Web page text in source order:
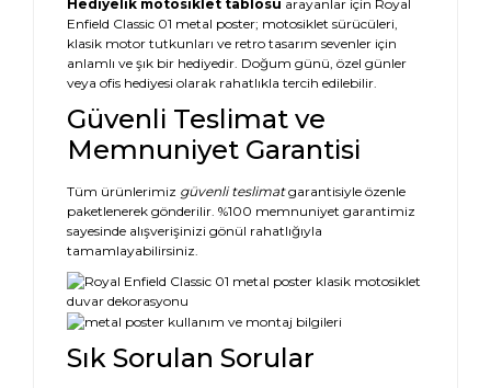
Hediyelik motosiklet tablosu arayanlar için Royal
Enfield Classic 01 metal poster; motosiklet sürücüleri,
klasik motor tutkunları ve retro tasarım sevenler için
anlamlı ve şık bir hediyedir. Doğum günü, özel günler
veya ofis hediyesi olarak rahatlıkla tercih edilebilir.
Güvenli Teslimat ve
Memnuniyet Garantisi
Tüm ürünlerimiz güvenli teslimatgarantisiyle özenle
paketlenerek gönderilir. %100 memnuniyet garantimiz
sayesinde alışverişinizi gönül rahatlığıyla
tamamlayabilirsiniz.
Sık Sorulan Sorular